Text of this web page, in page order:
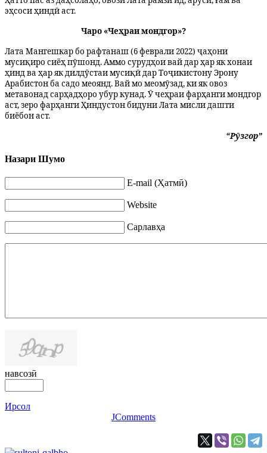
эҳсоси ҳиндӣ аст.
Чаро «Чеҳраи мондгор»?
Лата Мангешкар бо рафтанаш (6 феврали 2022) ҷаҳони
мусиқиро сиёҳ пӯшонд. Аммо сурудҳои вай дар ҳар як хонаи
ҳинд ва ҳар як дилдӯстаи мусиқӣ дар Тоҷикистону Эрону
Арабистон ба садо меоянд. Вай мо меомӯзад, ки як овоз
метавонад сарҳадҳоро убур кунад. Ӯ чеҳраи фарҳанги мондгор
аст, зеро фарҳанги Ҳиндустон бидуни Лата мисли дашти
биёбон аст.
“Рӯзгор”
Назари Шумо
E-mail (Ҳатмӣ)
Website
Сарлавҳа
навсозӣ
Ирсол
JComments